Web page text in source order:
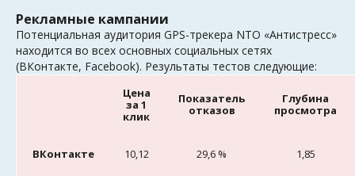
Рекламные кампании
Потенциальная аудитория GPS-трекера NTO «Антистресс»
находится во всех основных социальных сетях
(ВКонтакте, Facebook). Результаты тестов следующие:
Цена
за 1
клик
Показатель
отказов
Глубина
просмотра
ВКонтакте 10,12 29,6 % 1,85